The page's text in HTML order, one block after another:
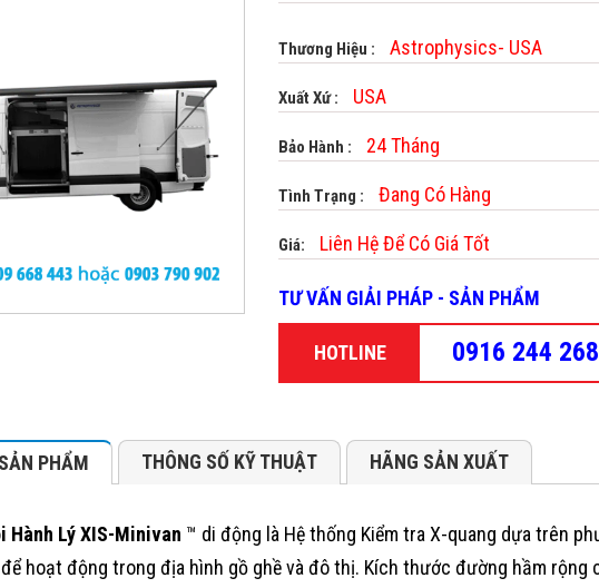
Thương Hiệu : Astrophysics- USA
Xuất Xứ : USA
Bảo Hành : 24 Tháng
Tình Trạng : Đang Có Hàng
Giá: Liên Hệ Để Có Giá Tốt
TƯ VẤN GIẢI PHÁP - SẢN PHẨM
HOTLINE 0916 244 268
PHẨM THÔNG SỐ KỸ THUẬT HÃNG SẢN XUẤT
Hành Lý XIS-Minivan ™ di động là Hệ thống Kiểm tra X-quang dựa trên
hoạt động trong địa hình gồ ghề và đô thị. Kích thước đường hầm rộng